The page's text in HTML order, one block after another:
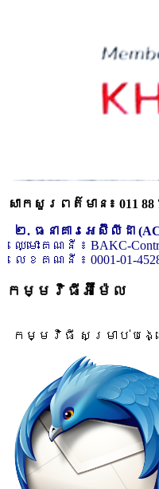
សាកសួរពត៌មាន៖ 011 88
២. ធនាគារអេស៊ីលីដា
ឈ្មោះគណនី ៖ BAKC-
លេខគណនី ៖ 0001-01-
កម្មវិធីអ៊ីម៉ែល
កម្មវិធី សម្រាប់បង្កើ